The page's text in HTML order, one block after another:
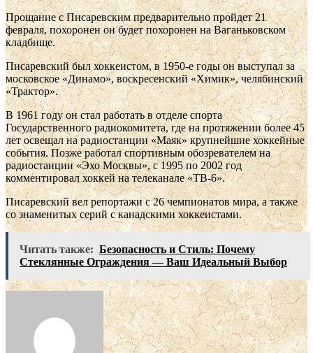
Прощание с Писаревским предварительно пройдет 21
февраля, похоронен он будет похоронен на Ваганьковском
кладбище.
Писаревский был хоккеистом, в 1950-е годы он выступал за
московское «Динамо», воскресенский «Химик», челябинский
«Трактор».
В 1961 году он стал работать в отделе спорта
Государственного радиокомитета, где на протяжении более 45
лет освещал на радиостанции «Маяк» крупнейшие хоккейные
события. Позже работал спортивным обозревателем на
радиостанции «Эхо Москвы», с 1995 по 2002 год
комментировал хоккей на телеканале «ТВ-6».
Писаревский вел репортажи с 26 чемпионатов мира, а также
со знаменитых серий с канадскими хоккеистами.
Читать также: Безопасность и Стиль: Почему
Стеклянные Ограждения — Ваш Идеальный Выбор